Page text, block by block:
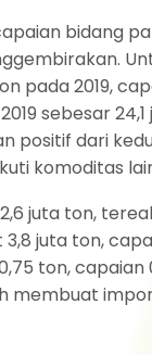
bidang
pada 2019,
sebesar
positif dari
komoditas
juta ton,
juta ton,
ton, capaian
membuat